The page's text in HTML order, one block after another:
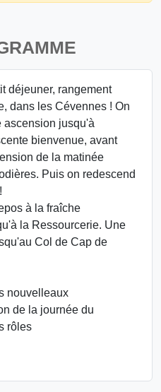
déjeuner, rangement
dans les Cévennes ! On
ascension jusqu'à
bienvenue, avant
de la matinée
Puis on redescend
à la fraîche
la Ressourcerie. Une
Col de Cap de
nouvelleaux
de la journée du
rôles